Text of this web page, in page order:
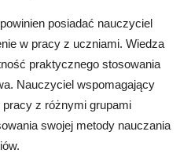
posiadać nauczyciel
w pracy z uczniami. Wiedza
praktycznego stosowania
Nauczyciel wspomagający
z różnymi grupami
swojej metody nauczania